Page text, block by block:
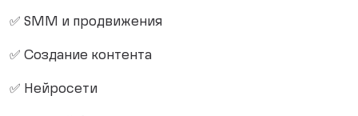
✅ SMM и продвижения
✅ Создание контента
✅ Нейросети